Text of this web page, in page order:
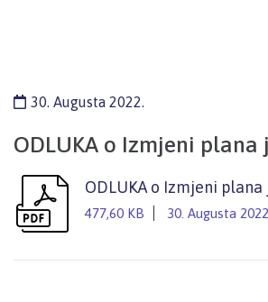
30. Augusta 2022.
ODLUKA o Izmjeni plana
ODLUKA o Izmjeni
477,60 KB 30. Augusta 2022.